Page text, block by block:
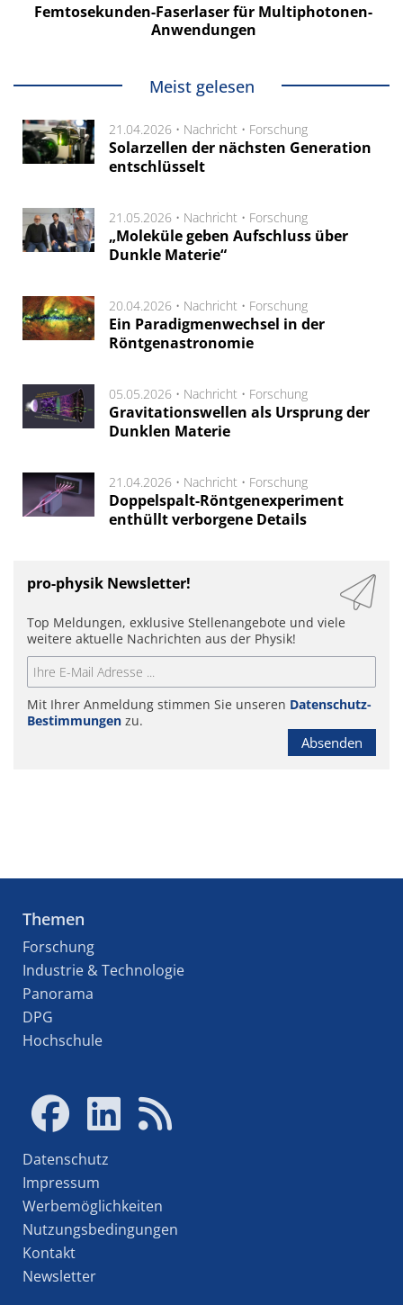
Femtosekunden-Faserlaser für Multiphotonen-
Anwendungen
Meist gelesen
21.04.2026 • Nachricht • Forschung
Solarzellen der nächsten Generation
entschlüsselt
21.05.2026 • Nachricht • Forschung
„Moleküle geben Aufschluss über
Dunkle Materie“
20.04.2026 • Nachricht • Forschung
Ein Paradigmenwechsel in der
Röntgenastronomie
05.05.2026 • Nachricht • Forschung
Gravitationswellen als Ursprung der
Dunklen Materie
21.04.2026 • Nachricht • Forschung
Doppelspalt-Röntgenexperiment
enthüllt verborgene Details
pro-physik Newsletter!
Top Meldungen, exklusive Stellenangebote und viele
weitere aktuelle Nachrichten aus der Physik!
Mit Ihrer Anmeldung stimmen Sie unseren Datenschutz-
Bestimmungen zu.
Absenden
Themen
Forschung
Industrie & Technologie
Panorama
DPG
Hochschule
Datenschutz
Impressum
Werbemöglichkeiten
Nutzungsbedingungen
Kontakt
Newsletter